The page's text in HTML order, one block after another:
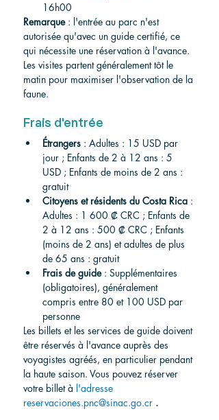
16h00
Remarque : l'entrée au parc n'est
autorisée qu'avec un guide certifié, ce
qui nécessite une réservation à l'avance.
Les visites partent généralement tôt le
matin pour maximiser l'observation de la
faune.
Frais d'entrée
Étrangers : Adultes : 15 USD par
jour ; Enfants de 2 à 12 ans : 5
USD ; Enfants de moins de 2 ans :
gratuit
Citoyens et résidents du Costa Rica :
Adultes : 1 600 ₡ CRC ; Enfants de
2 à 12 ans : 500 ₡ CRC ; Enfants
(moins de 2 ans) et adultes de plus
de 65 ans : gratuit
Frais de guide : Supplémentaires
(obligatoires), généralement
compris entre 80 et 100 USD par
personne
Les billets et les services de guide doivent
être réservés à l'avance auprès des
voyagistes agréés, en particulier pendant
la haute saison. Vous pouvez réserver
votre billet à l'adresse
reservaciones.pnc@sinac.go.cr .